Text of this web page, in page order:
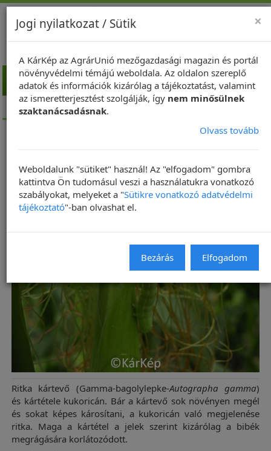
Kezdőlap
NapiKép
NapiKép 2020.07.09.
2020. 07. 08. | Frissítve: 2020. 07. 09. 05:13
NAPIKÉP
Ritka kártevő (Gamma-bagolylepke-Autographa gamma)
és kártétele kukoricán. Bár a kártevő sok növényen megél
és sokat képes károsítani, a kukoricán való megjelenése
ritka. Maga a kártétel a jelek szerint kizárólag a bibék
megrágására korlátozódott.
×
Jogi nyilatkozat / Sütik
A KárKép az AgrárUnió mezőgazdasági magazin és portál
növényvédelmi témájú weboldala. Az oldalon szereplő
adatok és információk kizárólag a tájékoztatást, valamint
az ismeretterjesztést szolgálják, így nem minősülnek
szaktanácsadásnak.
Olvass tovább
Weboldalunk "sütiket" használ! Az "elfogadom" gombra
kattintva Ön tudomásul veszi a használatukra vonatkozó
szabályokat, melyeket a "Sütikre vonatkozó adatvédelmi
tájékoztató"-ban olvashat el.
Bezárás Elfogadom